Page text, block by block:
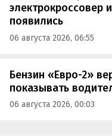
электрокроссовер
появились
06 августа 2026, 06:55
Бензин «Евро-2»
показывать
06 августа 2026, 00:03